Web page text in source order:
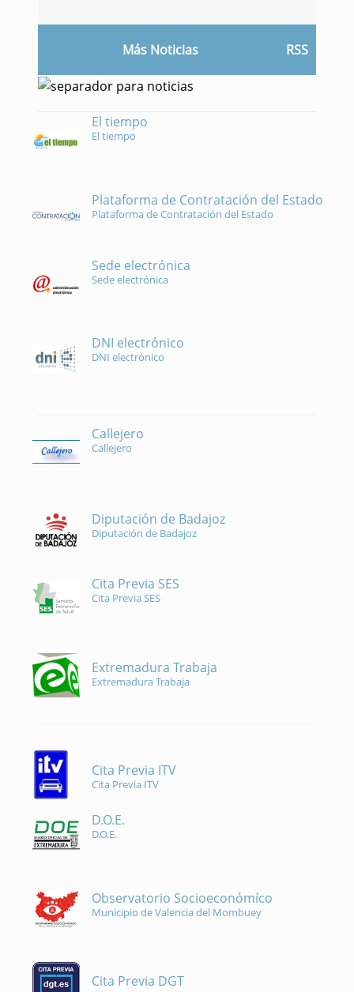
Más Noticias RSS
El tiempo
El tiempo
Plataforma de Contratación del Estado
Plataforma de Contratación del Estado
Sede electrónica
Sede electrónica
DNI electrónico
DNI electrónico
Callejero
Callejero
Diputación de Badajoz
Diputación de Badajoz
Cita Previa SES
Cita Previa SES
Extremadura Trabaja
Extremadura Trabaja
Cita Previa ITV
Cita Previa ITV
D.O.E.
D.O.E.
Observatorio Socioeconómíco
Municipio de Valencia del Mombuey
Cita Previa DGT